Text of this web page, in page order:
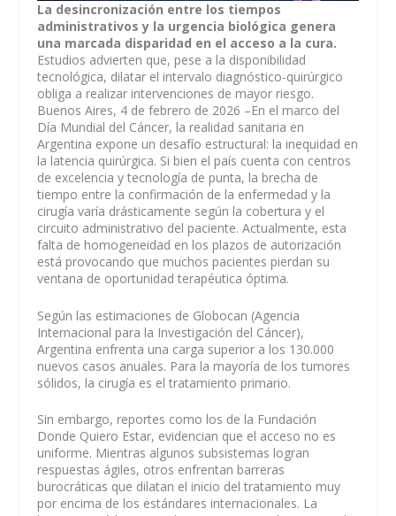
La desincronización entre los tiempos
administrativos y la urgencia biológica genera
una marcada disparidad en el acceso a la cura.
Estudios advierten que, pese a la disponibilidad
tecnológica, dilatar el intervalo diagnóstico-quirúrgico
obliga a realizar intervenciones de mayor riesgo.
Buenos Aires, 4 de febrero de 2026 –En el marco del
Día Mundial del Cáncer, la realidad sanitaria en
Argentina expone un desafío estructural: la inequidad en
la latencia quirúrgica. Si bien el país cuenta con centros
de excelencia y tecnología de punta, la brecha de
tiempo entre la confirmación de la enfermedad y la
cirugía varía drásticamente según la cobertura y el
circuito administrativo del paciente. Actualmente, esta
falta de homogeneidad en los plazos de autorización
está provocando que muchos pacientes pierdan su
ventana de oportunidad terapéutica óptima.
Según las estimaciones de Globocan (Agencia
Internacional para la Investigación del Cáncer),
Argentina enfrenta una carga superior a los 130.000
nuevos casos anuales. Para la mayoría de los tumores
sólidos, la cirugía es el tratamiento primario.
Sin embargo, reportes como los de la Fundación
Donde Quiero Estar, evidencian que el acceso no es
uniforme. Mientras algunos subsistemas logran
respuestas ágiles, otros enfrentan barreras
burocráticas que dilatan el inicio del tratamiento muy
por encima de los estándares internacionales. La